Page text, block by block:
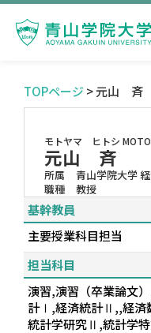
TOPページ > 元山 斉
モトヤマ ヒトシ
元山 斉
所属
青山学院大学
職種
教授
基幹教員
主要授業科目担当
担当科目
演習,演習（卒業論文
計Ⅰ,経済統計Ⅱ,,経済
統計学研究Ⅱ,統計学